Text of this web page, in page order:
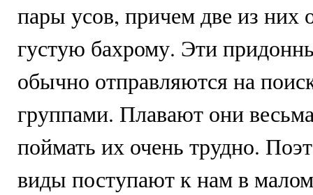
пары усов, причем две из
густую бахрому. Эти
обычно отправляются на
группами. Плавают они
поймать их очень трудно.
виды поступают к нам в